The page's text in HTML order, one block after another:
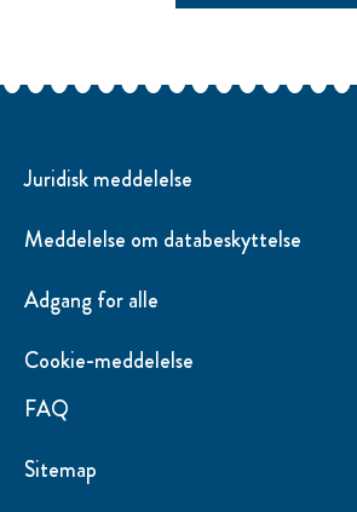
Juridisk meddelelse
Meddelelse om databeskyttelse
Adgang for alle
Cookie-meddelelse
FAQ
Sitemap